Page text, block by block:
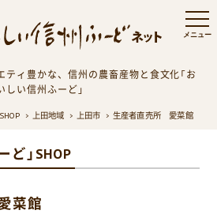
ィ豊かな、信州の農畜産物と食文化「お
しい信州ふーど」
上田地域 上田市 生産者直売所 愛菜館
ど」SHOP
菜館